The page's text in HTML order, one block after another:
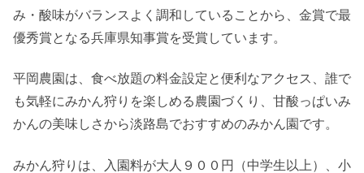
み・酸味がバランスよく調和していることから、金賞で最
優秀賞となる兵庫県知事賞を受賞しています。
平岡農園は、食べ放題の料金設定と便利なアクセス、誰で
も気軽にみかん狩りを楽しめる農園づくり、甘酸っぱいみ
かんの美味しさから淡路島でおすすめのみかん園です。
みかん狩りは、入園料が大人９００円（中学生以上）、小